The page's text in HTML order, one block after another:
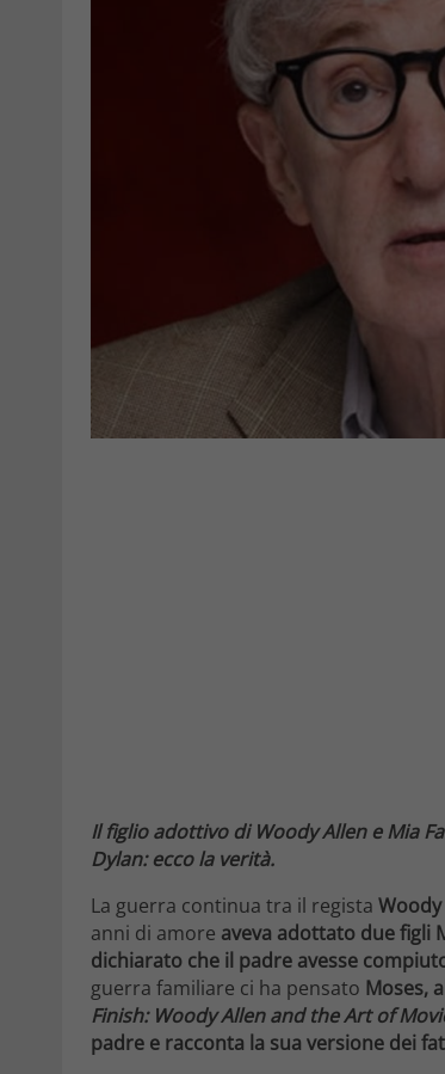
Il figlio adottivo di Woody Allen e Mia
Dylan: ecco la verità.
La guerra continua tra il regista Woody
anni di amore aveva adottato due figli
dichiarato che il padre avesse
guerra familiare ci ha pensato Moses,
Finish: Woody Allen and the Art of
padre e racconta la sua versione dei